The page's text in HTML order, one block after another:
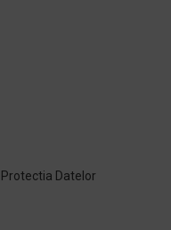
Datelor